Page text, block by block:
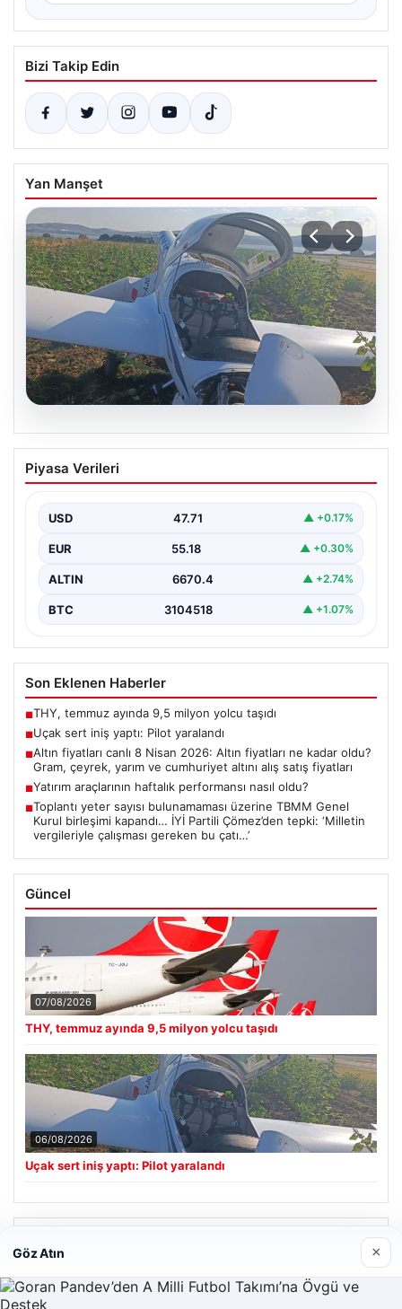
Bizi Takip Edin
Yan Manşet
Uçak sert iniş yaptı: Pilot yaralandı
Piyasa Verileri
USD 47.71 ▲ +0.17%
EUR 55.18 ▲ +0.30%
ALTIN 6670.4 ▲ +2.74%
BTC 3104518 ▲ +1.07%
Son Eklenen Haberler
■THY, temmuz ayında 9,5 milyon yolcu taşıdı
■Uçak sert iniş yaptı: Pilot yaralandı
■Altın fiyatları canlı 8 Nisan 2026: Altın fiyatları ne kadar oldu?
Gram, çeyrek, yarım ve cumhuriyet altını alış satış fiyatları
■Yatırım araçlarının haftalık performansı nasıl oldu?
■Toplantı yeter sayısı bulunamaması üzerine TBMM Genel
Kurul birleşimi kapandı… İYİ Partili Çömez’den tepki: ‘Milletin
vergileriyle çalışması gereken bu çatı…’
Güncel
07/08/2026
THY, temmuz ayında 9,5 milyon yolcu taşıdı
06/08/2026
Uçak sert iniş yaptı: Pilot yaralandı
Göz Atın ×